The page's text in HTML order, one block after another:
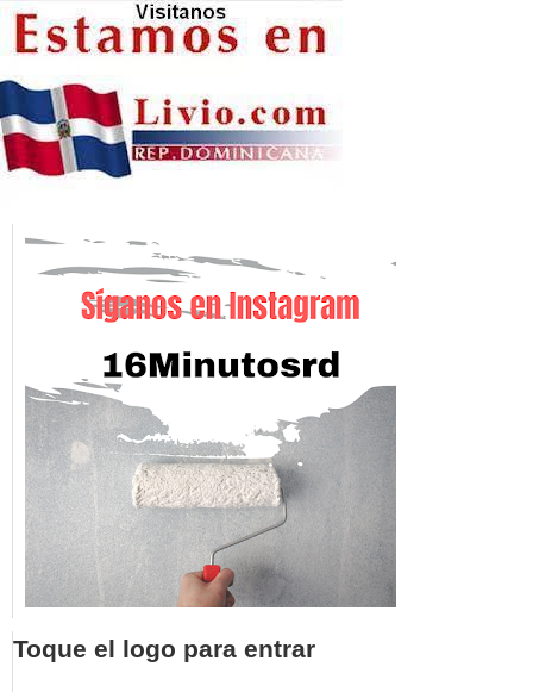
Toque el logo para entrar